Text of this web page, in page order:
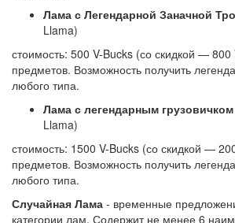
Лама с Легендарной Заначной
Llama)
стоимость: 500 V-Bucks (со скидкой — 800
предметов. Возможность получить
любого типа.
Лама с легендарным
Llama)
стоимость: 1500 V-Bucks (со скидкой —
предметов. Возможность получить
любого типа.
Случайная Лама - временные
категории лам. Содержит не менее 6